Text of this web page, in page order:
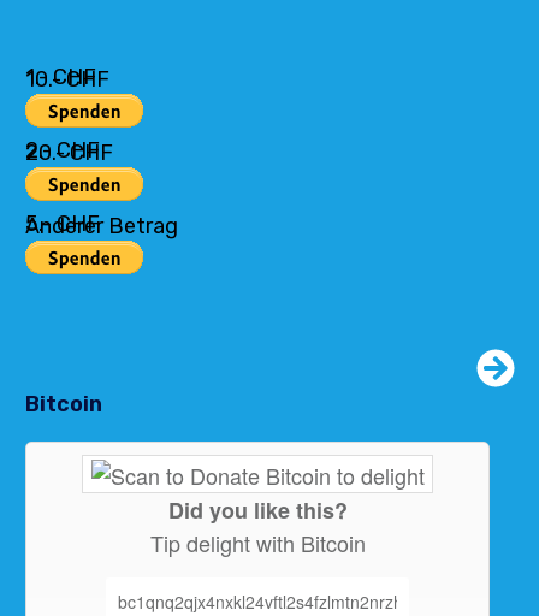
1.- CHF
2.- CHF
5.- CHF
10.- CHF
20.- CHF
Anderer Betrag
Bitcoin
Did you like this?
Tip delight with Bitcoin